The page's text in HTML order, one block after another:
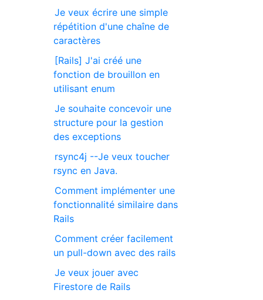
Je veux écrire une simple
répétition d'une chaîne de
caractères
[Rails] J'ai créé une
fonction de brouillon en
utilisant enum
Je souhaite concevoir une
structure pour la gestion
des exceptions
rsync4j --Je veux toucher
rsync en Java.
Comment implémenter une
fonctionnalité similaire dans
Rails
Comment créer facilement
un pull-down avec des rails
Je veux jouer avec
Firestore de Rails